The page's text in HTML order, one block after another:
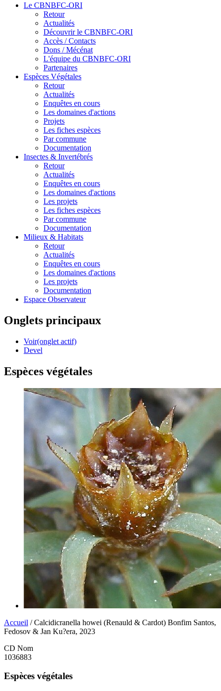
Le CBNBFC-ORI
Retour
Actualités
Découvrir le CBNBFC-ORI
Accès / Contacts
Dons / Mécénat
L'équipe du CBNBFC-ORI
Partenaires
Espèces Végétales
Retour
Actualités
Enquêtes en cours
Les domaines d'actions
Projets
Les fiches espèces
Par commune
Documentation
Insectes & Invertébrés
Retour
Actualités
Enquêtes en cours
Les domaines d'actions
Les projets
Les fiches espèces
Par commune
Documentation
Milieux & Habitats
Retour
Actualités
Enquêtes en cours
Les domaines d'actions
Les projets
Documentation
Espace Observateur
Onglets principaux
Voir(onglet actif)
Devel
Espèces végétales
Accueil / Calcidicranella howei (Renauld & Cardot) Bonfim Santos,
Fedosov & Jan Ku?era, 2023
CD Nom
1036883
Espèces végétales